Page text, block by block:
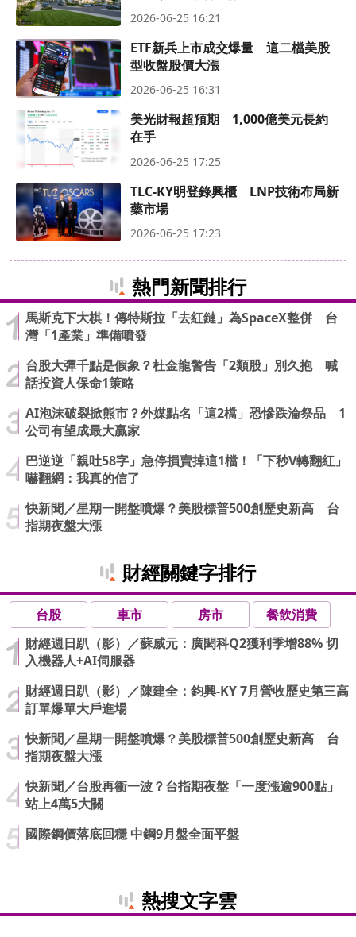
2026-06-25 16:21
ETF新兵上市成交爆量 這二檔美股
型收盤股價大漲
2026-06-25 16:31
美光財報超預期 1,000億美元長約
在手
2026-06-25 17:25
TLC-KY明登錄興櫃 LNP技術布局新
藥市場
2026-06-25 17:23
熱門新聞排行
馬斯克下大棋！傳特斯拉「去紅鏈」為SpaceX整併 台
灣「1產業」準備噴發
台股大彈千點是假象？杜金龍警告「2類股」別久抱 喊
話投資人保命1策略
AI泡沫破裂掀熊市？外媒點名「這2檔」恐慘跌淪祭品 1
公司有望成最大贏家
巴逆逆「親吐58字」急停損賣掉這1檔！「下秒V轉翻紅」
嚇翻網：我真的信了
快新聞／星期一開盤噴爆？美股標普500創歷史新高 台
指期夜盤大漲
財經關鍵字排行
台股 車市 房市
餐飲消費
財經週日趴（影）／蘇威元：廣閎科Q2獲利季增88% 切
入機器人+AI伺服器
財經週日趴（影）／陳建全：鈞興-KY 7月營收歷史第三高
訂單爆單大戶進場
快新聞／星期一開盤噴爆？美股標普500創歷史新高 台
指期夜盤大漲
快新聞／台股再衝一波？台指期夜盤「一度漲逾900點」
站上4萬5大關
國際鋼價落底回穩 中鋼9月盤全面平盤
熱搜文字雲